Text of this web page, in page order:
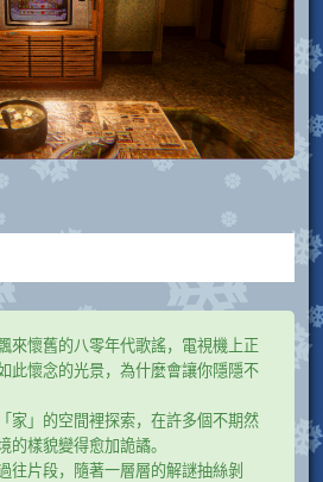
來懷舊的八零年代歌謠，電視機上正
此懷念的光景，為什麼會讓你隱隱不
家」的空間裡探索，在許多個不期然
的樣貌變得愈加詭譎。
往片段，隨著一層層的解謎抽絲剝